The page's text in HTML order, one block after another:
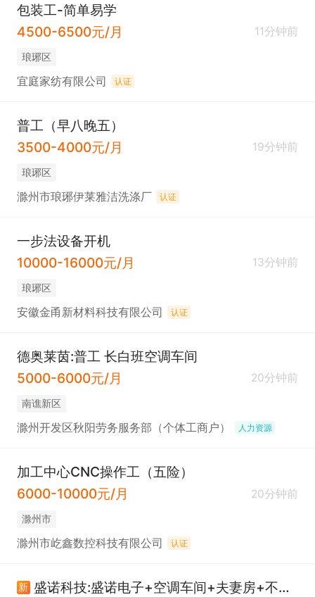
包装工-简单易学
4500-6500元/月
11分钟前
琅琊区
宜庭家纺有限公司 认证
普工（早八晚五）
3500-4000元/月
19分钟前
琅琊区
滁州市琅琊伊莱雅洁洗涤厂 认证
一步法设备开机
10000-16000元/月
13分钟前
琅琊区
安徽金甬新材料科技有限公司 认证
德奥莱茵:普工 长白班空调车间
5000-6000元/月
20分钟前
南谯新区
滁州开发区秋阳劳务服务部（个体工商户） 人力资源
加工中心CNC操作工（五险）
6000-10000元/月
20分钟前
滁州市
滁州市屹鑫数控科技有限公司 认证
新
盛诺科技:盛诺电子+空调车间+夫妻房+不穿无尘服